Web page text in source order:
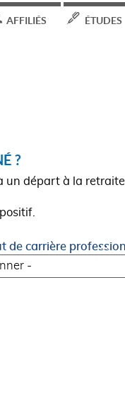
AFFILIÉS ÉTUDES
?
départ à la
de carrière